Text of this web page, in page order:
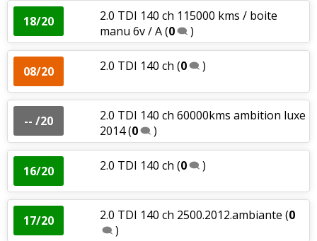
18/20
2.0 TDI 140 ch 115000 kms / boite
manu 6v / A(0 )
08/20 2.0 TDI 140 ch (0 )
-- /20
2.0 TDI 140 ch 60000kms ambition luxe
2014(0 )
16/20 2.0 TDI 140 ch (0 )
17/20 2.0 TDI 140 ch 2500.2012.ambiante (0
)